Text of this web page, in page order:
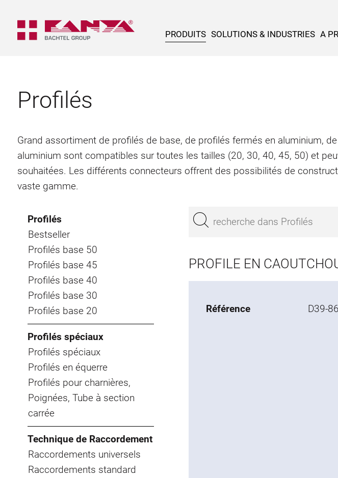
PRODUITS SOLUTIONS & INDUSTRIES A
Profilés
Grand assortiment de profilés de base, de profilés fermés en aluminium,
aluminium sont compatibles sur toutes les tailles (20, 30, 40, 45, 50) et
souhaitées. Les différents connecteurs offrent des possibilités de
vaste gamme.
Profilés
Bestseller
Profilés base 50
Profilés base 45
Profilés base 40
Profilés base 30
Profilés base 20
Profilés spéciaux
Profilés spéciaux
Profilés en équerre
Profilés pour charnières,
Poignées, Tube à section
carrée
Technique de Raccordement
Raccordements universels
Raccordements standard
PROFILE EN
Référence D39-